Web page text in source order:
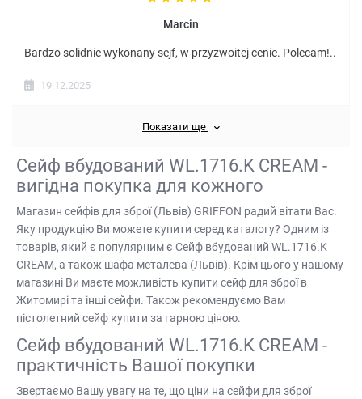
Marcin
Bardzo solidnie wykonany sejf, w przyzwoitej cenie. Polecam!..
19.12.2025
Показати ще
Сейф вбудований WL.1716.K CREAM -
вигідна покупка для кожного
Магазин сейфів для зброї (Львів) GRIFFON радий вітати Вас.
Яку продукцію Ви можете купити серед каталогу? Одним із
товарів, який є популярним є Сейф вбудований WL.1716.K
CREAM, а також шафа металева (Львів). Крім цього у нашому
магазині Ви маєте можливість купити сейф для зброї в
Житомиріта інші сейфи. Також рекомендуємо Вам
пістолетний сейф купити за гарною ціною.
Сейф вбудований WL.1716.K CREAM -
практичність Вашої покупки
Звертаємо Вашу увагу на те, що ціни на сейфи для зброї